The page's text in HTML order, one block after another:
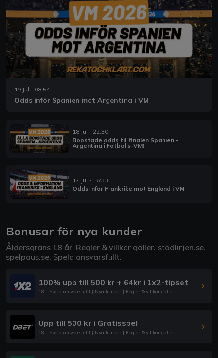
19 Jul - 08:54
Odds inför Spanien mot Argentina i VM
18 Jul - 22:30
Boostade odds till finalen Spanien -
Argentina i Fotbolls-VM!
17 Jul - 16:33
Odds inför Frankrike mot England i VM
Bonusar för nya kunder
Åldersgräns 18 år. Regler & villkor gäller. stödlinjen.se.
spelpaus.se. Spela ansvarsfullt.
100% upp till 500 kr + 64kr i 1x2-tipset
18+ Spela ansvarsfullt | Nya kunder | Regler & villkor gäller
Upp till 500 kr i Gratisspel
18+ Spela ansvarsfullt | Nya kunder | Regler & villkor gäller